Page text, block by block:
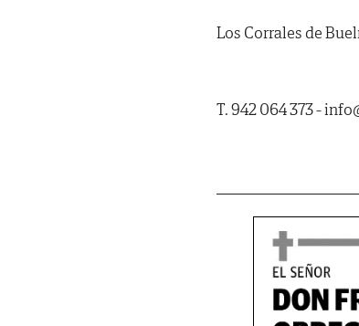
Los Corrales de
T. 942 064 373 -